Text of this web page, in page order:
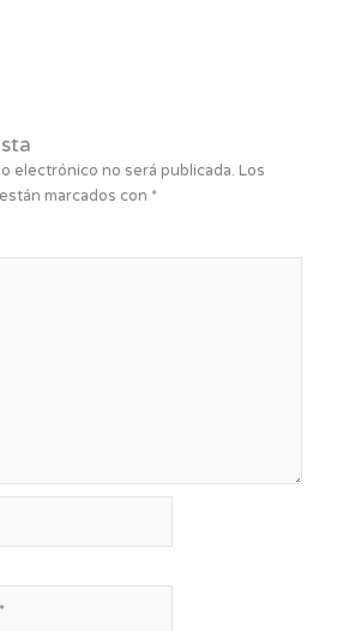
electrónico no será publicada. Los
marcados con *